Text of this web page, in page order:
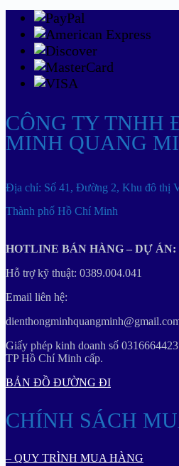
CÔNG TY TNHH
MINH QUANG
Địa chỉ: Số 41, Đường 2, Khu đô thị
Thành phố Hồ Chí Minh
HOTLINE BÁN HÀNG – DỰ ÁN:
Hỗ trợ kỹ thuật: 0389.004.041
Email liên hệ:
Giấy phép kinh doanh số
TP Hồ Chí Minh cấp.
BẢN ĐỒ ĐƯỜNG ĐI
CHÍNH SÁCH
– QUY TRÌNH MUA HÀNG